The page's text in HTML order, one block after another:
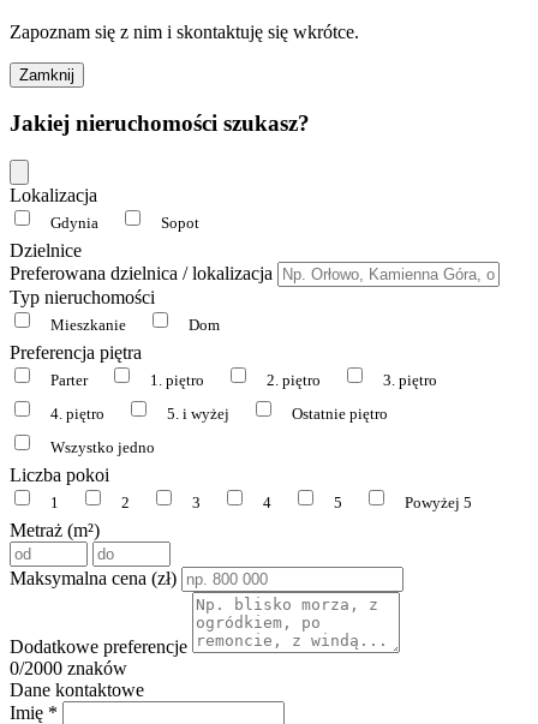
Zapoznam się z nim i skontaktuję się wkrótce.
Zamknij
Jakiej nieruchomości szukasz?
Lokalizacja
Gdynia Sopot
Dzielnice
Preferowana dzielnica / lokalizacja
Typ nieruchomości
Mieszkanie Dom
Preferencja piętra
Parter 1. piętro 2. piętro
3. piętro
4. piętro
5. i wyżej
Ostatnie piętro
Wszystko jedno
Liczba pokoi
1 2 3 4 5 Powyżej 5
Metraż (m²)
Maksymalna cena (zł)
Dodatkowe preferencje
0/2000 znaków
Dane kontaktowe
Imię *